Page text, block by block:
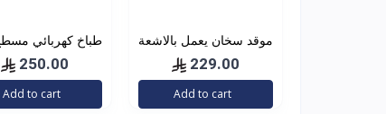
موقد سخان يعمل بالاشعة
تحت الحمراء مع جهاز
تحكم باللمس بشاشة
رقمية بدون اشعاع من
229.00
Add to cart
250.00
Add to cart